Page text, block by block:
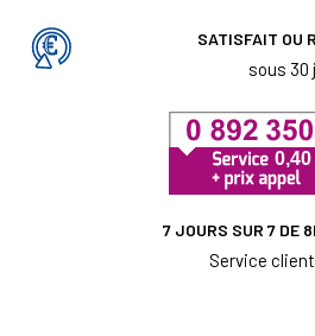
SATISFAIT OU
sous 30
7 JOURS SUR 7 DE
Service